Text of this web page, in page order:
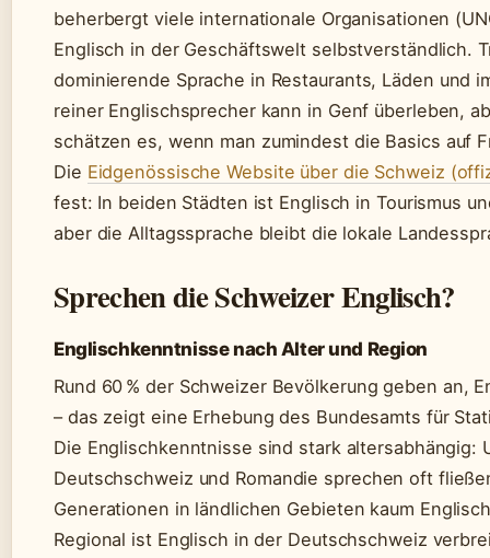
beherbergt viele internationale Organisationen
Englisch in der Geschäftswelt selbstverständlich.
dominierende Sprache in Restaurants, Läden und
reiner Englischsprecher kann in Genf überleben,
schätzen es, wenn man zumindest die Basics auf
Die Eidgenössische Website über die Schweiz
fest: In beiden Städten ist Englisch in Tourismus
aber die Alltagssprache bleibt die lokale
Sprechen die Schweizer Englisch?
Englischkenntnisse nach Alter und Region
Rund 60 % der Schweizer Bevölkerung geben an,
– das zeigt eine Erhebung des Bundesamts für
Die Englischkenntnisse sind stark altersabhängig:
Deutschschweiz und Romandie sprechen oft
Generationen in ländlichen Gebieten kaum
Regional ist Englisch in der Deutschschweiz